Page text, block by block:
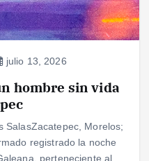
julio 13, 2026
hombre sin vida
SalasZacatepec, Morelos;
registrado la noche
perteneciente al